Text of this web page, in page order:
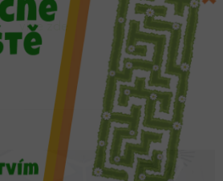
více zde